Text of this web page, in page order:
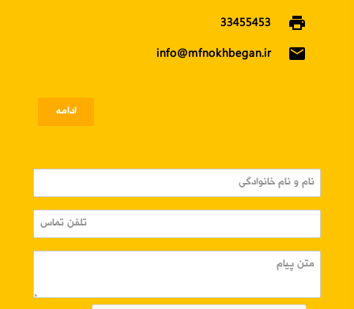
print
33455453
email
info@mfnokhbegan.ir
ادامه